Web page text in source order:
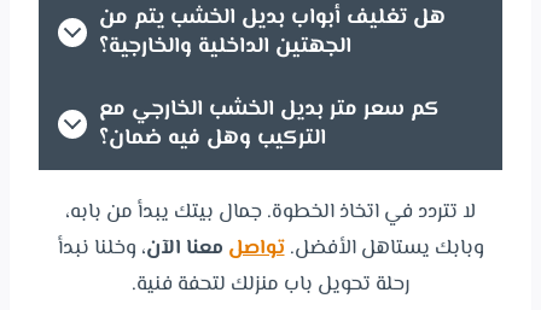
هل تغليف أبواب بديل الخشب يتم من
الجهتين الداخلية والخارجية؟
كم سعر متر بديل الخشب الخارجي مع
التركيب وهل فيه ضمان؟
لا تتردد في اتخاذ الخطوة. جمال بيتك يبدأ من بابه،
وبابك يستاهل الأفضل.تواصل معنا الآن، وخلنا نبدأ
رحلة تحويل باب منزلك لتحفة فنية.